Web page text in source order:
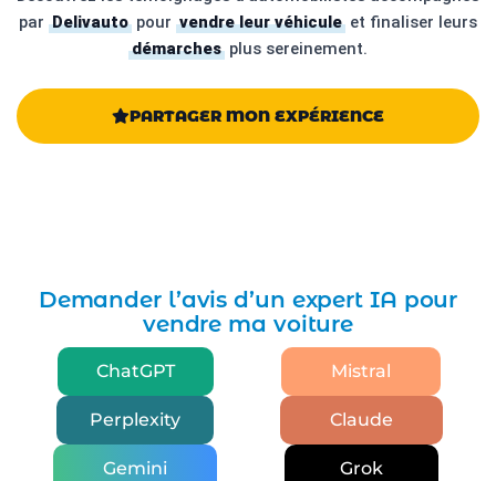
par Delivauto pour vendre leur véhicule et finaliser leurs
démarches plus sereinement.
PARTAGER MON EXPÉRIENCE
Demander l’avis d’un expert IA pour
vendre ma voiture
ChatGPT Mistral
Perplexity Claude
Gemini Grok